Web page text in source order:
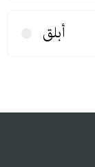
أبلق